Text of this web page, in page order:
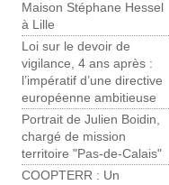
Maison Stéphane Hessel
à Lille
Loi sur le devoir de
vigilance, 4 ans après :
l’impératif d’une directive
européenne ambitieuse
Portrait de Julien Boidin,
chargé de mission
territoire "Pas-de-Calais"
COOPTERR : Un